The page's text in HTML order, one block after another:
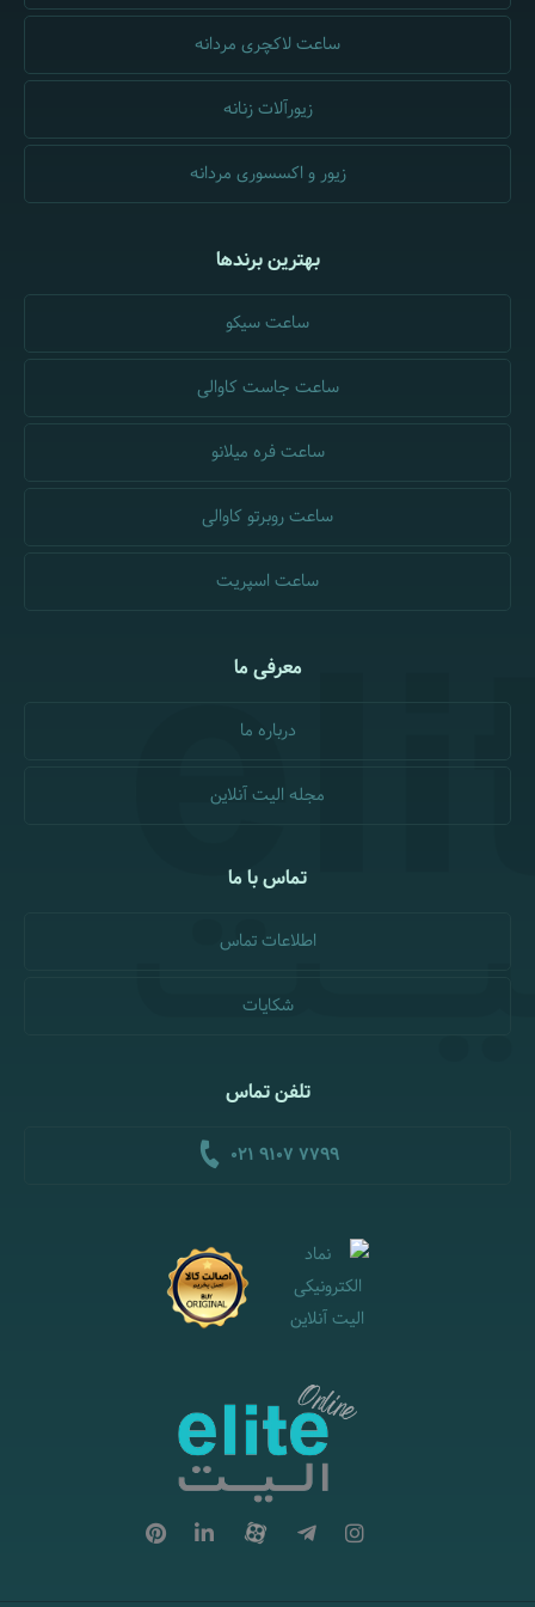
ساعت لاکچری مردانه
زیورآلات زنانه
زیور و اکسسوری مردانه
بهترین برندها
ساعت سیکو
ساعت جاست کاوالی
ساعت فره میلانو
ساعت روبرتو کاوالی
ساعت اسپریت
معرفی ما
درباره ما
مجله الیت آنلاین
تماس با ما
اطلاعات تماس
شکایات
تلفن تماس
021 9107 7799